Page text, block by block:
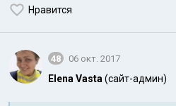
Нравится
48 06 окт. 2017
Elena Vasta (сайт-админ)